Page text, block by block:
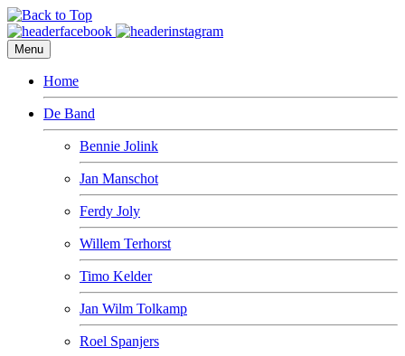
Menu
Home
De Band
Bennie Jolink
Jan Manschot
Ferdy Joly
Willem Terhorst
Timo Kelder
Jan Wilm Tolkamp
Roel Spanjers